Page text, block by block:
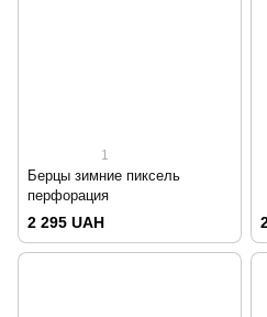
1
Берцы зимние пиксель
перфорация
2 295 UAH